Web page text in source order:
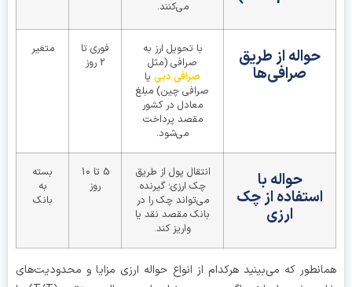
می‌کنند.
حواله از طریق
صرافی‌ها
با تحویل ارز به
صرافی (مثل
صرافی دبییا
صرافی چین) مبلغ
معادل در کشور
مقصد پرداخت
می‌شود.
حواله با
استفاده از چک
انتقال پول از طریق
چک ارزی؛ گیرنده
می‌تواند چک را در
بانک مقصد نقد یا
واریز کند.
5 تا 10
که می‌بینید هرکدام از انواع حواله ارزی مزایا و محدودیت‌های